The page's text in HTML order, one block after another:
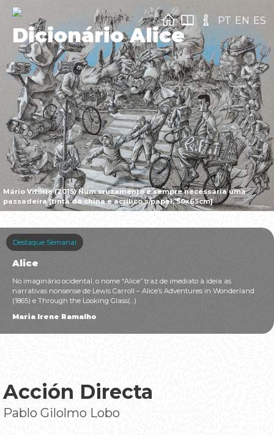
Mário Vitória (2015) Num cruzamento é sempre necessária uma
passadeira [tinta da china e acrílico s/papel, 50x65cm]
Dicionário Alice
PT EN ES
Destaque Semanal
Alice
No imaginário ocidental, o nome “Alice” traz de imediato à ideia as
narrativas nonsense de Lewis Carroll – Alice’s Adventures in Wonderland
(1865) e Through the Looking Glass(...)
Maria Irene Ramalho
Acción Directa
Pablo Gilolmo Lobo